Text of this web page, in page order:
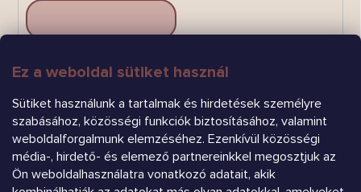
Ez a weboldal sütiket használ
Sütiket használunk a tartalmak és hirdetések személyre
szabásához, közösségi funkciók biztosításához, valamint
weboldalforgalmunk elemzéséhez. Ezenkívül közösségi
média-, hirdető- és elemező partnereinkkel megosztjuk az
Ön weboldalhasználatra vonatkozó adatait, akik
FELIRATKOZÁS